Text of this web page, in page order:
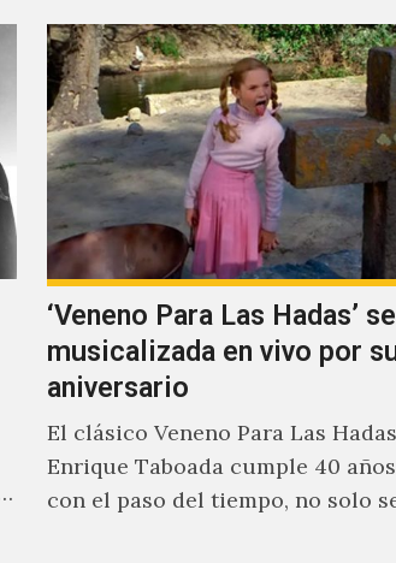
‘Veneno Para Las Hadas’
musicalizada en vivo por
aniversario
El clásico Veneno Para Las
Enrique Taboada cumple 40
con el paso del tiempo, no solo